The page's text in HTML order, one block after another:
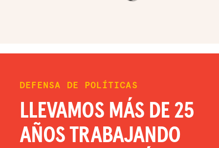
DEFENSA DE POLÍTICAS
LLEVAMOS MÁS DE 25
AÑOS TRABAJANDO